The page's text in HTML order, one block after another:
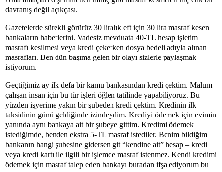
davranış değil açıkçası.
Gazetelerde sürekli görürüz 30 liralık eft için 30 lira masraf kesen
bankaların haberlerini. Vadesiz mevduata 40-TL hesap işletim
masrafı kesilmesi veya kredi çekerken dosya bedeli adıyla alınan
masrafları. Ben dün başıma gelen bir olayı sizlerle paylaşmak
istiyorum.
Geçtiğimiz ay ilk defa bir kamu bankasından kredi çektim. Malum
çalışan insan için bu tür işleri öğlen tatilinde yapabiliyoruz. Bu
yüzden işyerime yakın bir şubeden kredi çektim. Kredinin ilk
taksidinin günü geldiğinde izindeydim. Krediyi ödemek için evimin
yanında aynı bankaya ait bir şubeye gittim. Kredimi ödemek
istediğimde, benden ekstra 5-TL masraf istediler. Benim bildiğim
bankanın hangi şubesine gidersen git “kendine ait” hesap – kredi
veya kredi kartı ile ilgili bir işlemde masraf istenmez. Kendi kredimi
ödemek için masraf talep eden bankayı buradan ifşa ediyorum bu